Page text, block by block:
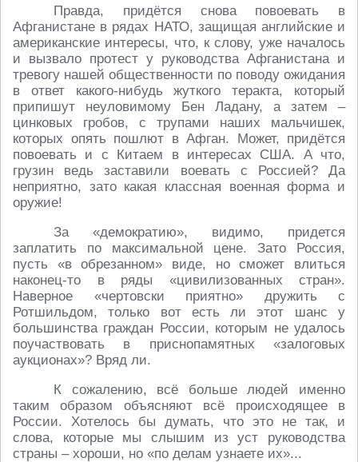
Правда, придётся снова повоевать в
Афганистане в рядах НАТО, защищая английские и
американские интересы, что, к слову, уже началось
и вызвало протест у руководства Афганистана и
тревогу нашей общественности по поводу ожидания
в ответ какого-нибудь жуткого теракта, который
припишут неуловимому Бен Ладану, а затем –
цинковых гробов, с трупами наших мальчишек,
которых опять пошлют в Афган. Может, придётся
повоевать и с Китаем в интересах США. А что,
грузин ведь заставили воевать с Россией? Да
неприятно, зато какая классная военная форма и
оружие!
За «демократию», видимо, придется
заплатить по максимальной цене. Зато Россия,
пусть «в обрезанном» виде, но сможет влиться
наконец-то в ряды «цивилизованных стран».
Наверное «чертовски приятно» дружить с
Ротшильдом, только вот есть ли этот шанс у
большинства граждан России, которым не удалось
поучаствовать в приснопамятных «залоговых
аукционах»? Вряд ли.
К сожалению, всё больше людей именно
таким образом объясняют всё происходящее в
России. Хотелось бы думать, что это не так, и
слова, которые мы слышим из уст руководства
страны – хороши, но «по делам узнаете их»...